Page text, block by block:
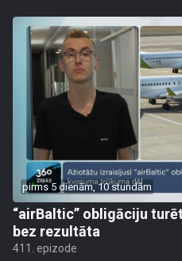
pirms 5 dienām, 10 stundām
“airBaltic” obligāciju
bez rezultāta
411. epizode